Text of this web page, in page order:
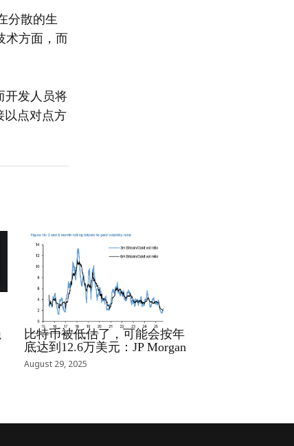
分散的生
术方面，而
开发人员将
以点对点方
RRCNEWS_ZH
比特币被低估了，可能会按年
底达到12.6万美元：JP Morgan
August 29, 2025